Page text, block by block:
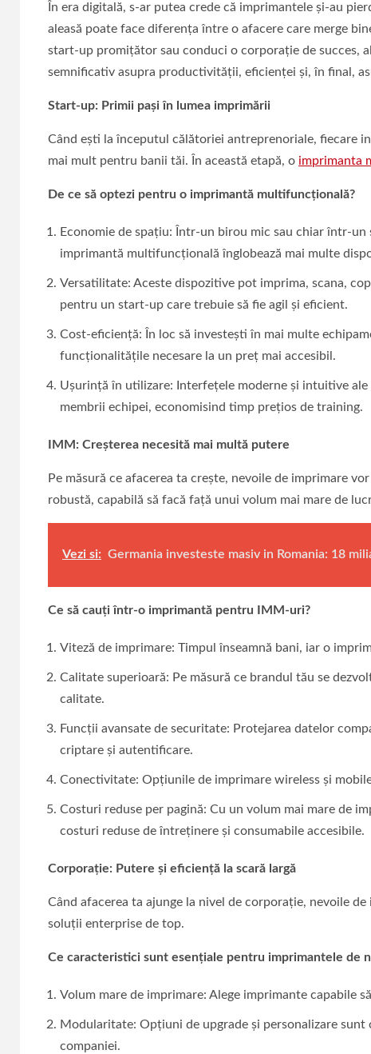
În era digitală, s-ar putea crede că imprimantele și-au
aleasă poate face diferența între o afacere care merge
start-up promițător sau conduci o corporație de succes,
semnificativ asupra productivității, eficienței și, în final,
Start-up: Primii pași în lumea imprimării
Când ești la începutul călătoriei antreprenoriale, fiecare
mai mult pentru banii tăi. În această etapă, o imprimanta
De ce să optezi pentru o imprimantă multifuncțională?
Economie de spațiu: Într-un birou mic sau chiar într-
imprimantă multifuncțională înglobează mai multe
Versatilitate: Aceste dispozitive pot imprima, scana,
pentru un start-up care trebuie să fie agil și eficient.
Cost-eficiență: În loc să investești în mai multe
funcționalitățile necesare la un preț mai accesibil.
Ușurință în utilizare: Interfețele moderne și intuitive
membrii echipei, economisind timp prețios de training.
IMM: Creșterea necesită mai multă putere
Pe măsură ce afacerea ta crește, nevoile de imprimare
robustă, capabilă să facă față unui volum mai mare de
Vezi si: Germania investeste masiv in Romania: 18
Ce să cauți într-o imprimantă pentru IMM-uri?
Viteză de imprimare: Timpul înseamnă bani, iar o
Calitate superioară: Pe măsură ce brandul tău se
calitate.
Funcții avansate de securitate: Protejarea datelor
criptare și autentificare.
Conectivitate: Opțiunile de imprimare wireless și
Costuri reduse per pagină: Cu un volum mai mare de
costuri reduse de întreținere și consumabile accesibile.
Corporație: Putere și eficiență la scară largă
Când afacerea ta ajunge la nivel de corporație, nevoile
soluții enterprise de top.
Ce caracteristici sunt esențiale pentru imprimantele de
Volum mare de imprimare: Alege imprimante capabile
Modularitate: Opțiuni de upgrade și personalizare
companiei.